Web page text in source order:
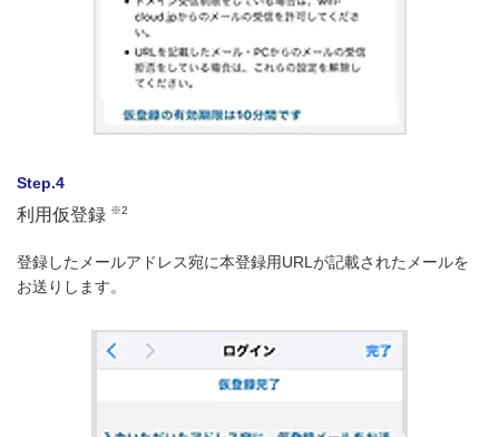
Step.4
利用仮登録 ※2
登録したメールアドレス宛に本登録用URLが記載されたメールを
お送りします。